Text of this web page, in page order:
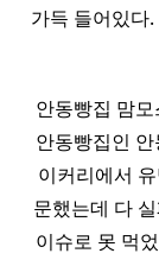
가득 들어있다
안동빵집 맘
안동빵집인
이커리에서
문했는데 다
이슈로 못 먹